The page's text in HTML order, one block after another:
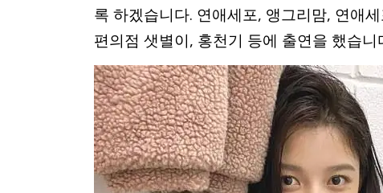
록 하겠습니다. 연애세포, 앵그리맘, 연애
편의점 샛별이, 홍천기 등에 출연을 했습니